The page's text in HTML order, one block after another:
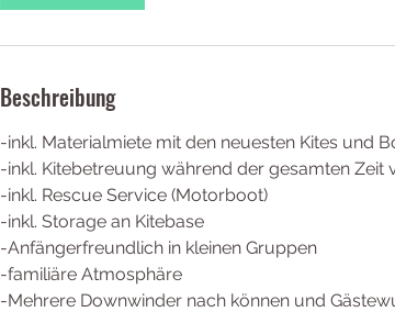
a
1
.
O
k
t
.
Beschreibung
-inkl. Materialmiete mit den neuesten Kites und
-inkl. Kitebetreuung während der gesamten Zeit
-inkl. Rescue Service (Motorboot)
-inkl. Storage an Kitebase
-Anfängerfreundlich in kleinen Gruppen
-familiäre Atmosphäre
-Mehrere Downwinder nach können und